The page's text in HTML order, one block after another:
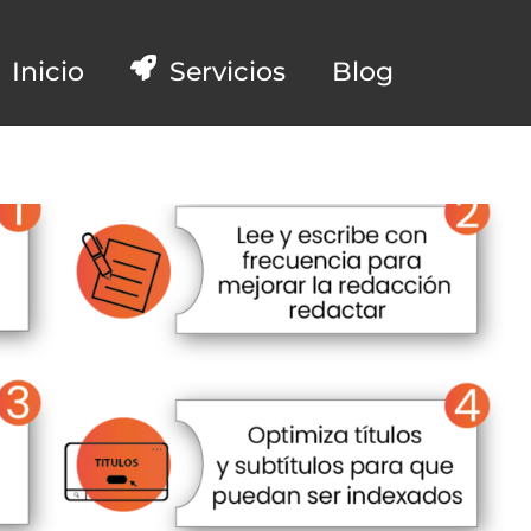
Inicio Servicios Blog